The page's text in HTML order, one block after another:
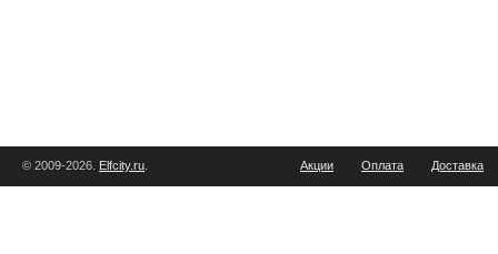
© 2009-2026. Elfcity.ru Акции Оплата Доставка